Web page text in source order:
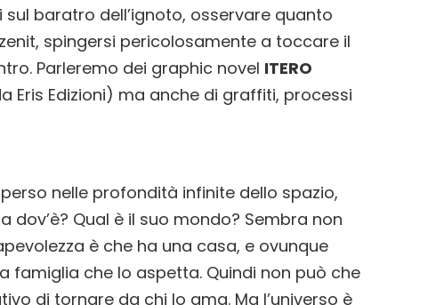
baratro dell’ignoto, osservare quanto
spingersi pericolosamente a toccare il
Parleremo dei graphic novel ITERO
Eris Edizioni) ma anche di graffiti, processi
nelle profondità infinite dello spazio,
dov’è? Qual è il suo mondo? Sembra non
è che ha una casa, e ovunque
famiglia che lo aspetta. Quindi non può che
di tornare da chi lo ama. Ma l’universo è